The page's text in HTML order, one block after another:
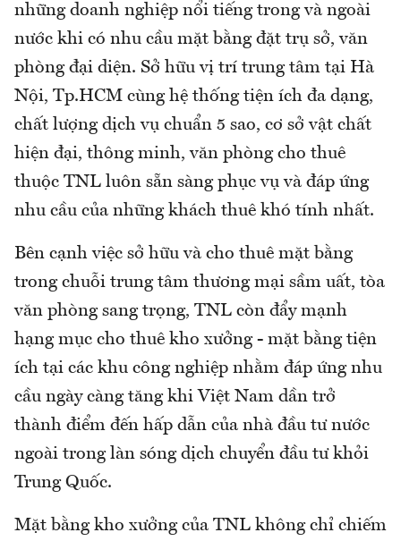
những doanh nghiệp nổi tiếng trong và ngoài
nước khi có nhu cầu mặt bằng đặt trụ sở, văn
phòng đại diện. Sở hữu vị trí trung tâm tại Hà
Nội, Tp.HCM cùng hệ thống tiện ích đa dạng,
chất lượng dịch vụ chuẩn 5 sao, cơ sở vật chất
hiện đại, thông minh, văn phòng cho thuê
thuộc TNL luôn sẵn sàng phục vụ và đáp ứng
nhu cầu của những khách thuê khó tính nhất.
Bên cạnh việc sở hữu và cho thuê mặt bằng
trong chuỗi trung tâm thương mại sầm uất, tòa
văn phòng sang trọng, TNL còn đẩy mạnh
hạng mục cho thuê kho xưởng - mặt bằng tiện
ích tại các khu công nghiệp nhằm đáp ứng nhu
cầu ngày càng tăng khi Việt Nam dần trở
thành điểm đến hấp dẫn của nhà đầu tư nước
ngoài trong làn sóng dịch chuyển đầu tư khỏi
Trung Quốc.
Mặt bằng kho xưởng của TNL không chỉ chiếm